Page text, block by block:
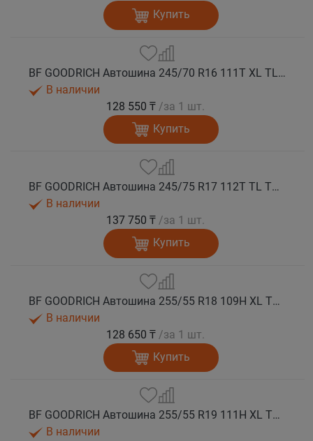
Купить
BF GOODRICH Автошина 245/70 R16 111T XL TL TRAIL-TERRAIN T/A ORWL GO M+S
В наличии
128 550 ₸ /за 1 шт.
Купить
BF GOODRICH Автошина 245/75 R17 112T TL TRAIL-TERRAIN T/A ORWL GO M+S
В наличии
137 750 ₸ /за 1 шт.
Купить
BF GOODRICH Автошина 255/55 R18 109H XL TL TRAIL-TERRAIN T/A GO M+S
В наличии
128 650 ₸ /за 1 шт.
Купить
BF GOODRICH Автошина 255/55 R19 111H XL TL TRAIL-TERRAIN T/A GO M+S
В наличии